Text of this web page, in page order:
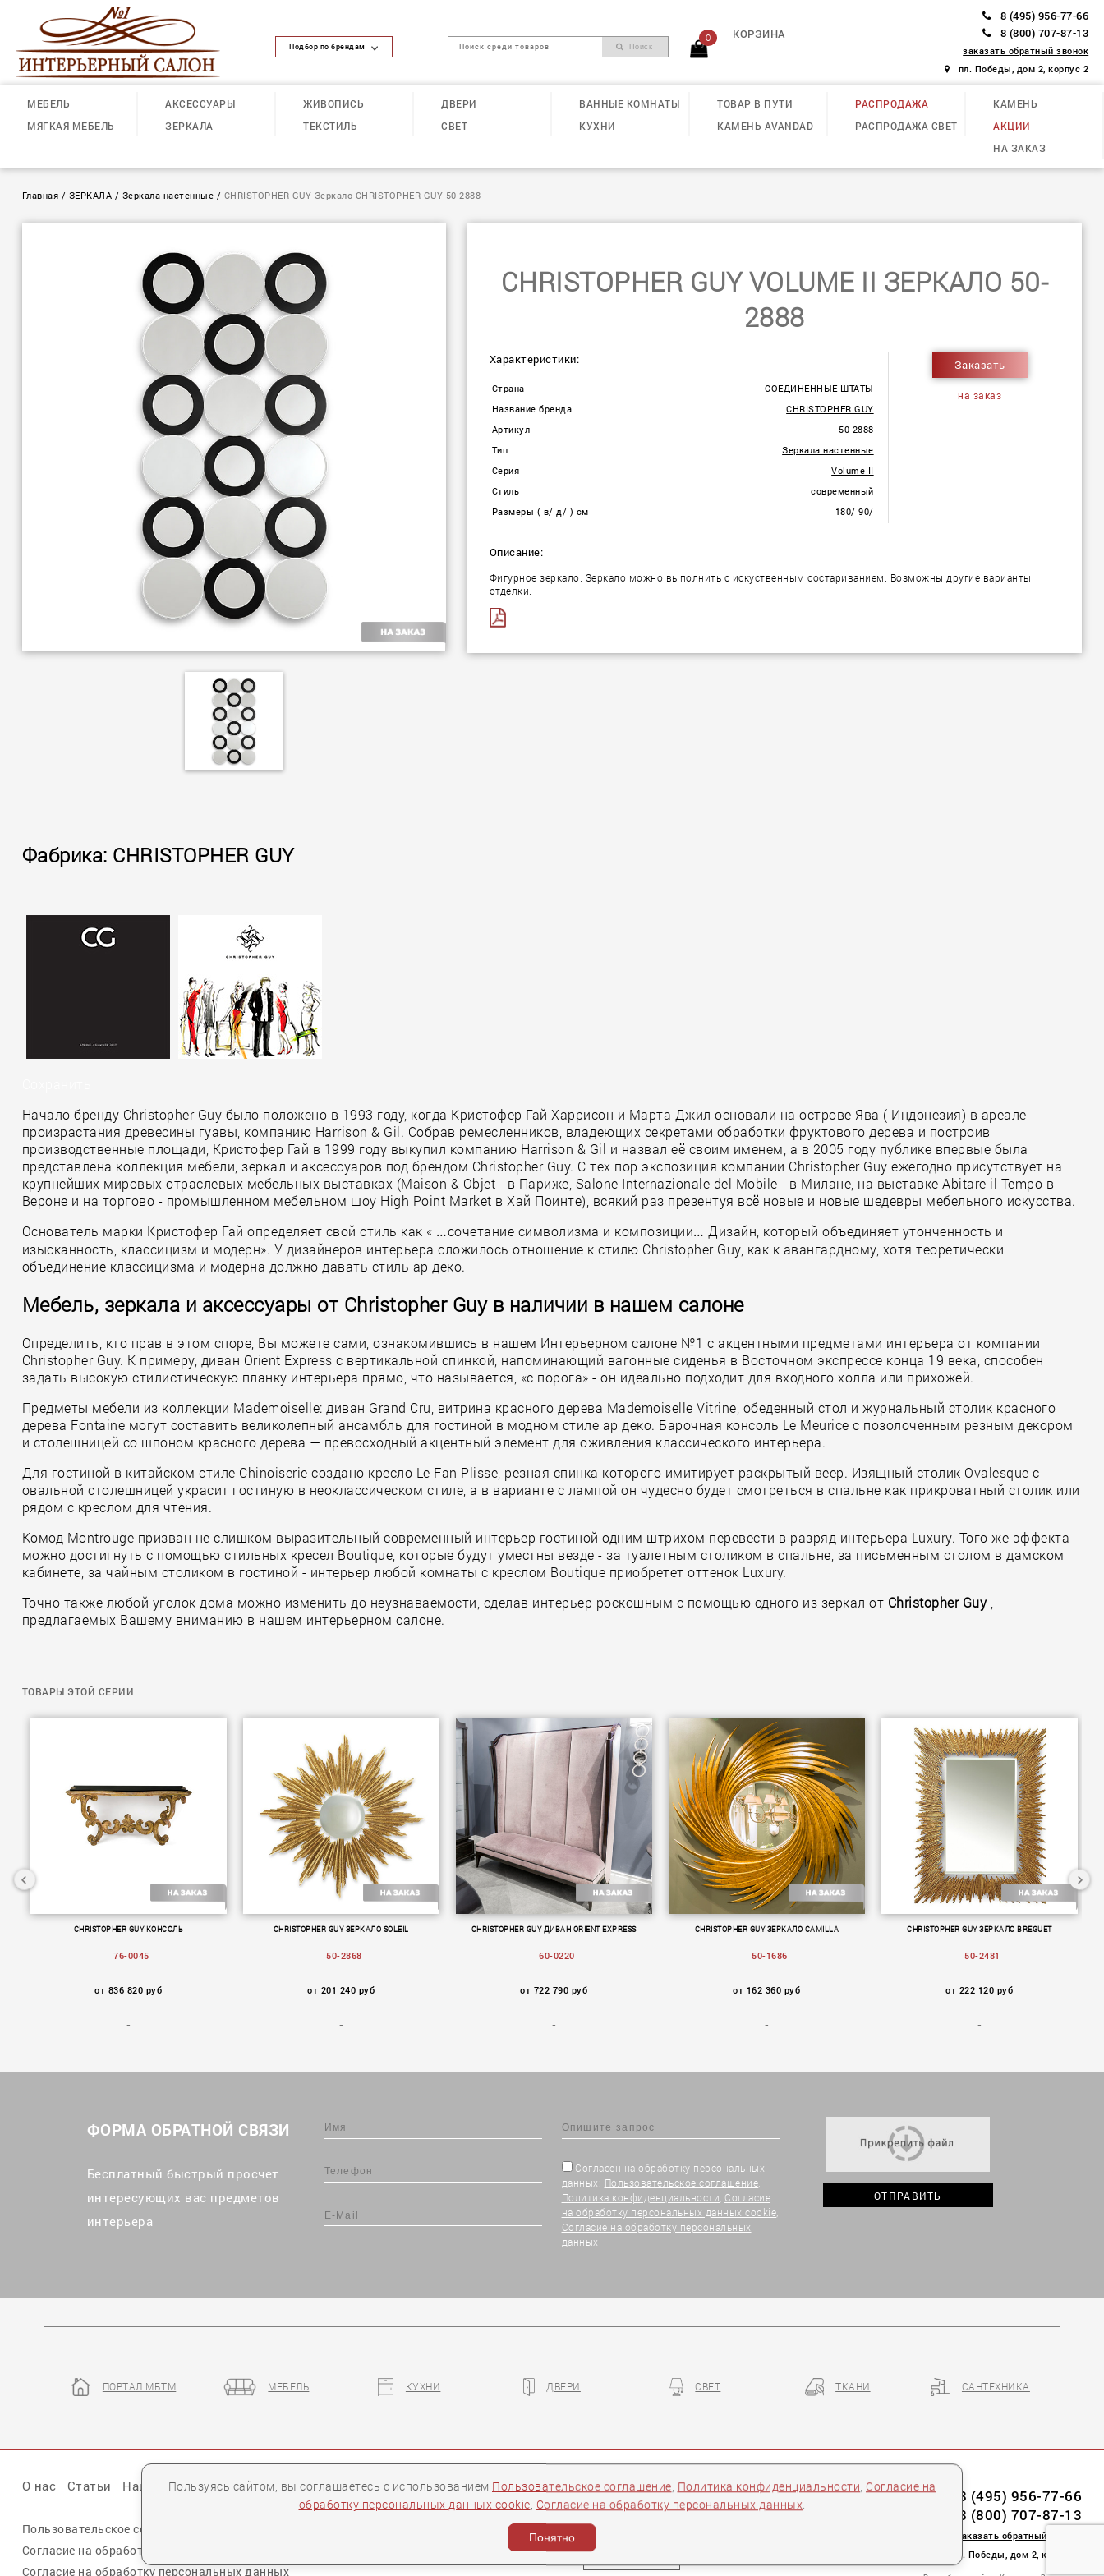
Подбор по брендам Поиск
0 КОРЗИНА
8 (495) 956-77-66
8 (800) 707-87-13
заказать обратный звонок
пл. Победы, дом 2, корпус 2
МЕБЕЛЬ
МЯГКАЯ МЕБЕЛЬ
АКСЕССУАРЫ
ЗЕРКАЛА
ЖИВОПИСЬ
ТЕКСТИЛЬ
ДВЕРИ
СВЕТ
ВАННЫЕ КОМНАТЫ
КУХНИ
ТОВАР В ПУТИ
КАМЕНЬ AVANDAD
РАСПРОДАЖА
РАСПРОДАЖА СВЕТ
КАМЕНЬ
АКЦИИ
НА ЗАКАЗ
Главная / ЗЕРКАЛА / Зеркала настенные / CHRISTOPHER GUY Зеркало CHRISTOPHER GUY 50-2888
CHRISTOPHER GUY VOLUME II ЗЕРКАЛО 50-
2888
Характеристики:
Страна
СОЕДИНЕННЫЕ ШТАТЫ
Название бренда
CHRISTOPHER GUY
Артикул
50-2888
Тип
Зеркала настенные
Серия
Volume II
Стиль
современный
Размеры ( в/ д/ ) см
180/ 90/
Заказать
на заказ
Описание:
Фигурное зеркало. Зеркало можно выполнить с искуственным состариванием. Возможны другие варианты
отделки.
Фабрика: CHRISTOPHER GUY
Начало бренду Christopher Guy было положено в 1993 году, когда Кристофер Гай Харрисон и Марта Джил основали на острове Ява ( Индонезия) в ареале
произрастания древесины гуавы, компанию Harrison & Gil. Собрав ремесленников, владеющих секретами обработки фруктового дерева и построив
производственные площади, Кристофер Гай в 1999 году выкупил компанию Harrison & Gil и назвал её своим именем, а в 2005 году публике впервые была
представлена коллекция мебели, зеркал и аксессуаров под брендом Christopher Guy. С тех пор экспозиция компании Christopher Guy ежегодно присутствует на
крупнейших мировых отраслевых мебельных выставках (Maison & Objet - в Париже, Salone Internazionale del Mobile - в Милане, на выставке Abitare il Tempo в
Вероне и на торгово - промышленном мебельном шоу High Point Market в Хай Поинте), всякий раз презентуя всё новые и новые шедевры мебельного искусства.
Основатель марки Кристофер Гай определяет свой стиль как « …сочетание символизма и композиции… Дизайн, который объединяет утонченность и
изысканность, классицизм и модерн». У дизайнеров интерьера сложилось отношение к стилю Christopher Guy, как к авангардному, хотя теоретически
объединение классицизма и модерна должно давать стиль ар деко.
Мебель, зеркала и аксессуары от Christopher Guy в наличии в нашем салоне
Определить, кто прав в этом споре, Вы можете сами, ознакомившись в нашем Интерьерном салоне №1 с акцентными предметами интерьера от компании
Christopher Guy. К примеру, диван Orient Express с вертикальной спинкой, напоминающий вагонные сиденья в Восточном экспрессе конца 19 века, способен
задать высокую стилистическую планку интерьера прямо, что называется, «с порога» - он идеально подходит для входного холла или прихожей.
Предметы мебели из коллекции Mademoiselle: диван Grand Cru, витрина красного дерева Mademoiselle Vitrine, обеденный стол и журнальный столик красного
дерева Fontaine могут составить великолепный ансамбль для гостиной в модном стиле ар деко. Барочная консоль Le Meurice с позолоченным резным декором
и столешницей со шпоном красного дерева — превосходный акцентный элемент для оживления классического интерьера.
Для гостиной в китайском стиле Chinoiserie создано кресло Le Fan Plisse, резная спинка которого имитирует раскрытый веер. Изящный столик Ovalesque с
овальной столешницей украсит гостиную в неоклассическом стиле, а в варианте с лампой он чудесно будет смотреться в спальне как прикроватный столик или
рядом с креслом для чтения.
Комод Montrouge призван не слишком выразительный современный интерьер гостиной одним штрихом перевести в разряд интерьера Luxury. Того же эффекта
можно достигнуть с помощью стильных кресел Boutique, которые будут уместны везде - за туалетным столиком в спальне, за письменным столом в дамском
кабинете, за чайным столиком в гостиной - интерьер любой комнаты с креслом Boutique приобретет оттенок Luxury.
Точно также любой уголок дома можно изменить до неузнаваемости, сделав интерьер роскошным с помощью одного из зеркал от Christopher Guy,
предлагаемых Вашему вниманию в нашем интерьерном салоне.
ТОВАРЫ ЭТОЙ СЕРИИ
CHRISTOPHER GUY КОНСОЛЬ
76-0045
от 836 820 руб
CHRISTOPHER GUY ЗЕРКАЛО SOLEIL
50-2868
от 201 240 руб
CHRISTOPHER GUY ДИВАН ORIENT EXPRESS
60-0220
от 722 790 руб
CHRISTOPHER GUY ЗЕРКАЛО CAMILLA
50-1686
от 162 360 руб
CHRISTOPHER GUY ЗЕРКАЛО BREGUET
50-2481
от 222 120 руб
ФОРМА ОБРАТНОЙ СВЯЗИ
Бесплатный быстрый просчет
интересующих вас предметов
интерьера
Согласен на обработку персональных
данных: Пользовательское соглашение,
Политика конфиденциальности, Согласие
на обработку персональных данных cookie,
Согласие на обработку персональных
данных
Пользуясь сайтом, вы соглашаетесь с использованием Пользовательское соглашение, Политика конфиденциальности, Согласие на
обработку персональных данных cookie, Согласие на обработку персональных данных.
Понятно
ПОРТАЛ МБТМ МЕБЕЛЬ КУХНИ ДВЕРИ СВЕТ ТКАНИ САНТЕХНИКА
О нас Статьи Наши презентации Бренды Партнеры Контакты
Пользовательское соглашение
Согласие на обработку персональных данных cookie
Согласие на обработку персональных данных
Следите за нами:
8 (495) 956-77-66
8 (800) 707-87-13
заказать обратный звонок
пл. Победы, дом 2, корпус 2